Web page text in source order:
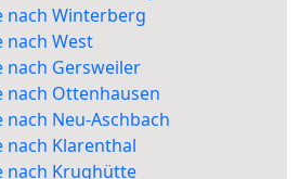
nach Winterberg
nach West
nach Gersweiler
nach Ottenhausen
Neu-Aschbach
nach Klarenthal
nach Krughütte